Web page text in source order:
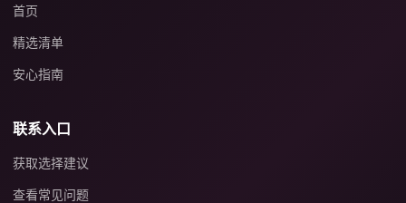
首页
精选清单
安心指南
联系入口
获取选择建议
查看常见问题